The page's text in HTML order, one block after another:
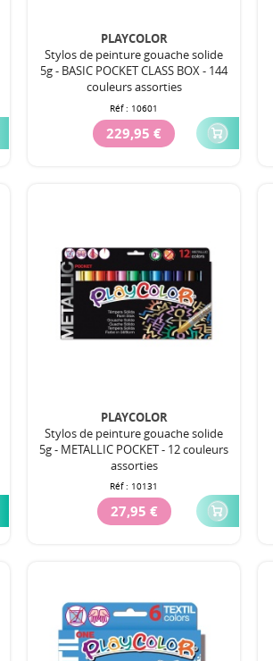
PLAYCOLOR
Stylos de peinture gouache solide
5g - BASIC POCKET CLASS BOX - 144
couleurs assorties
Réf : 10601
229,95 €
PLAYCOLOR
Stylos de peinture gouache solide
5g - METALLIC POCKET - 12 couleurs
assorties
Réf : 10131
27,95 €